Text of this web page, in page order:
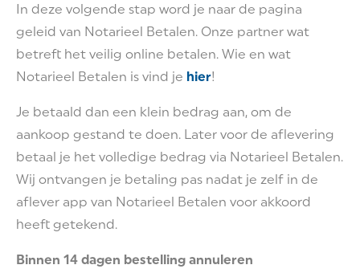
In deze volgende stap word je naar de pagina
geleid van Notarieel Betalen. Onze partner wat
betreft het veilig online betalen. Wie en wat
Notarieel Betalen is vind je hier!
Je betaald dan een klein bedrag aan, om de
aankoop gestand te doen. Later voor de aflevering
betaal je het volledige bedrag via Notarieel Betalen.
Wij ontvangen je betaling pas nadat je zelf in de
aflever app van Notarieel Betalen voor akkoord
heeft getekend.
Binnen 14 dagen bestelling annuleren